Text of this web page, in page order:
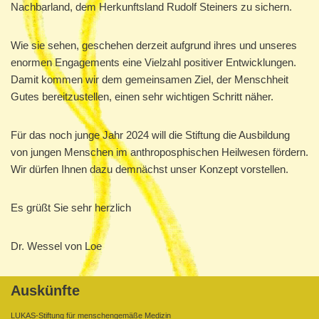
Nachbarland, dem Herkunftsland Rudolf Steiners zu sichern.
Wie sie sehen, geschehen derzeit aufgrund ihres und unseres
enormen Engagements eine Vielzahl positiver Entwicklungen.
Damit kommen wir dem gemeinsamen Ziel, der Menschheit
Gutes bereitzustellen, einen sehr wichtigen Schritt näher.
Für das noch junge Jahr 2024 will die Stiftung die Ausbildung
von jungen Menschen im anthroposphischen Heilwesen fördern.
Wir dürfen Ihnen dazu demnächst unser Konzept vorstellen.
Es grüßt Sie sehr herzlich
Dr. Wessel von Loe
Auskünfte
LUKAS-Stiftung für menschengemäße Medizin